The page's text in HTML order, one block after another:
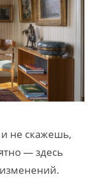
и не скажешь,
— здесь